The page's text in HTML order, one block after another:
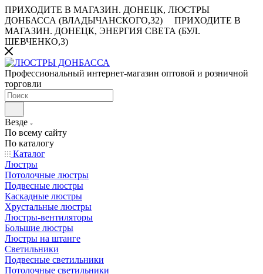
ПРИХОДИТЕ В МАГАЗИН. ДОНЕЦК, ЛЮСТРЫ
ДОНБАССА (ВЛАДЫЧАНСКОГО,32)
ПРИХОДИТЕ В
МАГАЗИН. ДОНЕЦК, ЭНЕРГИЯ СВЕТА (БУЛ.
ШЕВЧЕНКО,3)
Профессиональный интернет-магазин оптовой и розничной
торговли
Везде
По всему сайту
По каталогу
Каталог
Люстры
Потолочные люстры
Подвесные люстры
Каскадные люстры
Хрустальные люстры
Люстры-вентиляторы
Большие люстры
Люстры на штанге
Светильники
Подвесные светильники
Потолочные светильники